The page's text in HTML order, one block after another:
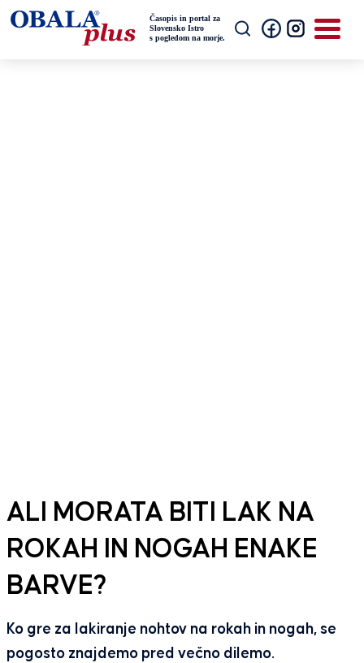
ALI MORATA BITI LAK NA
ROKAH IN NOGAH ENAKE
BARVE?
Ko gre za lakiranje nohtov na rokah in nogah, se
pogosto znajdemo pred večno dilemo.